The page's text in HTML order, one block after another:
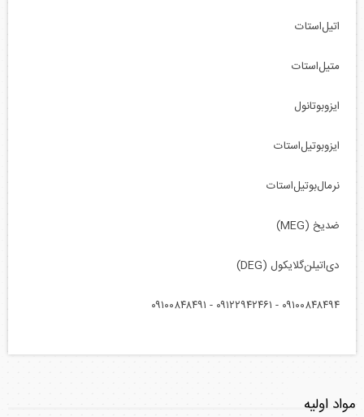
اتیل‌استات
متیل‌استات
ایزوبوتانول
ایزوبوتیل‌استات
نرمال‌بوتیل‌استات
ضدیخ (MEG)
دی‌اتیلن‌گلایکول (DEG)
۰۹۱۰۰۸۴۸۴۹۴ - ۰۹۱۲۲۹۴۲۴۶۱ - ۰۹۱۰۰۸۴۸۴۹۱
مواد اولیه